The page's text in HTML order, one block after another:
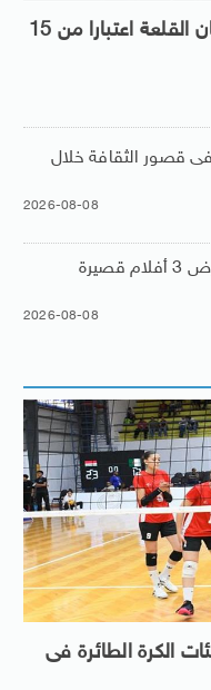
حفلات غنائية استثنائية فى مهرجان القلعة اعتبارا من 15
قصور الثقافة خلال
2026-08-08
المركز القومى للسينما يعرض 3 أفلام قصيرة
2026-08-08
الكرة الطائرة فى